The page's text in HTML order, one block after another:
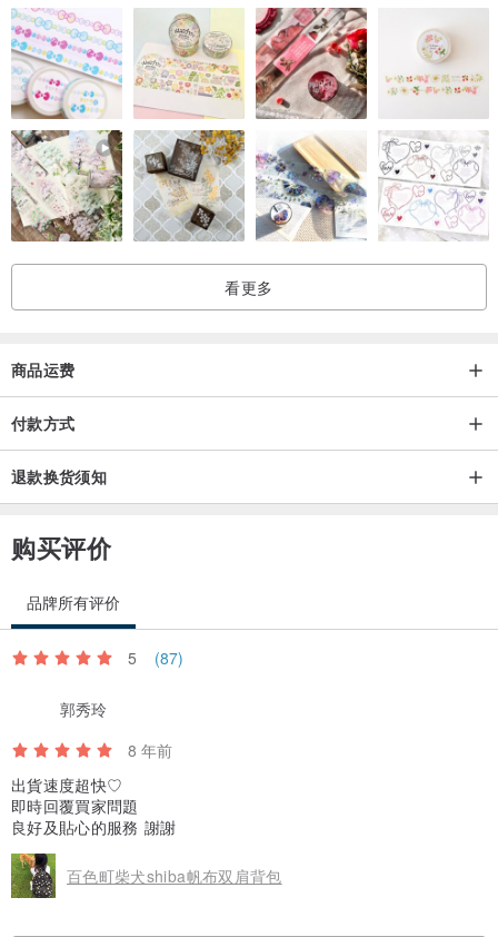
看更多
商品运费
付款方式
退款换货须知
购买评价
品牌所有评价
5 (87)
郭秀玲
8 年前
出貨速度超快♡
即時回覆買家問題
良好及貼心的服務 謝謝
百色町柴犬shiba帆布双肩背包